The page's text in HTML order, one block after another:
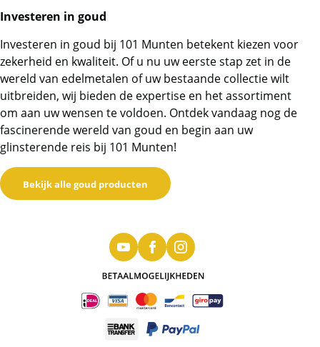
Investeren in goud
Investeren in goud bij 101 Munten betekent kiezen voor
zekerheid en kwaliteit. Of u nu uw eerste stap zet in de
wereld van edelmetalen of uw bestaande collectie wilt
uitbreiden, wij bieden de expertise en het assortiment
om aan uw wensen te voldoen. Ontdek vandaag nog de
fascinerende wereld van goud en begin aan uw
glinsterende reis bij 101 Munten!
Bekijk alle goud producten